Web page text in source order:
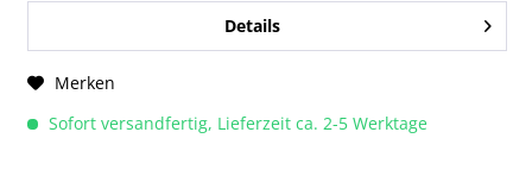
Details
Merken
Sofort versandfertig, Lieferzeit ca. 2-5 Werktage